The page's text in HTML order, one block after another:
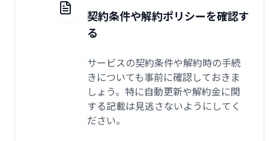
契約条件や解約ポリシーを確認す
る
サービスの契約条件や解約時の手続
きについても事前に確認しておきま
しょう。特に自動更新や解約金に関
する記載は見逃さないようにしてく
ださい。